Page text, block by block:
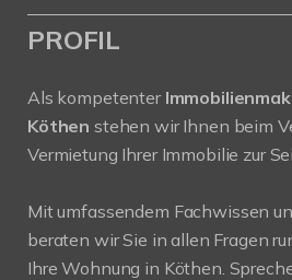
PROFIL
Als kompetenter
Köthen stehen wir Ihnen beim
Vermietung Ihrer Immobilie zur
Mit umfassendem Fachwissen
beraten wir Sie in allen Fragen
Ihre Wohnung in Köthen.